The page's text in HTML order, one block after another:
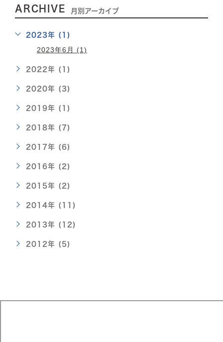
ARCHIVE 月別アーカイブ
2023年 (1)
2023年6月 (1)
2022年 (1)
2020年 (3)
2019年 (1)
2018年 (7)
2017年 (6)
2016年 (2)
2015年 (2)
2014年 (11)
2013年 (12)
2012年 (5)